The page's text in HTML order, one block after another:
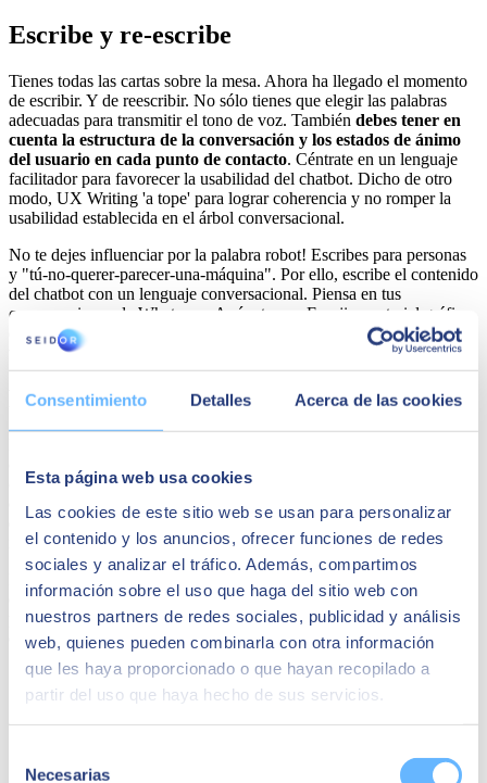
Consentimiento Detalles Acerca de las cookies
Esta página web usa cookies
Las cookies de este sitio web se usan para personalizar
el contenido y los anuncios, ofrecer funciones de redes
sociales y analizar el tráfico. Además, compartimos
información sobre el uso que haga del sitio web con
nuestros partners de redes sociales, publicidad y análisis
web, quienes pueden combinarla con otra información
que les haya proporcionado o que hayan recopilado a
partir del uso que haya hecho de sus servicios.
Necesarias
Escribe y re-escribe
Tienes todas las cartas sobre la mesa. Ahora ha llegado el momento
de escribir. Y de reescribir. No sólo tienes que elegir las palabras
adecuadas para transmitir el tono de voz. También debes tener en
cuenta la estructura de la conversación y los estados de ánimo
del usuario en cada punto de contacto. Céntrate en un lenguaje
facilitador para favorecer la usabilidad del chatbot. Dicho de otro
modo, UX Writing 'a tope' para lograr coherencia y no romper la
usabilidad establecida en el árbol conversacional.
No te dejes influenciar por la palabra robot! Escribes para personas
y "tú-no-querer-parecer-una-máquina". Por ello, escribe el contenido
del chatbot con un lenguaje conversacional. Piensa en tus
conversaciones de Whatsapp. Apóyate con Emoji y material gráfico
que ayude al usuario a conversar y navegar a la vez por esta interfaz
Prototipado rápido
óptimos, aburrirás a tus interlocutores cuando los presentes. Lo
entenderán mejor si los ponemos en el lugar de los usuarios. Por eso
es importante prototipar rápido el diseño del chatbot. Es
imprescindible en el proceso de creación de un bot.
Hay herramientas gratuitas de prototipado rápido para chatbots. Una
de las que más recomendamos, pese a no ser infalible para todas las
plataformas es Bot Society. Cuando la utilices, ve con cuidado con
el limitador de caracteres o el uso de imágenes.